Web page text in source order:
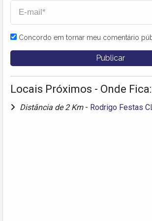
Concordo em tornar meu comentário
Locais Próximos - Onde Fica:
Distância de 2 Km - Rodrigo Festas